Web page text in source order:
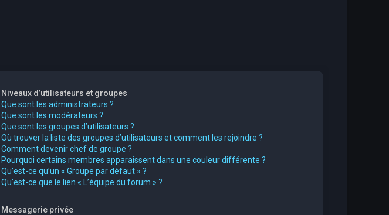
Niveaux d’utilisateurs et groupes
Que sont les administrateurs ?
Que sont les modérateurs ?
Que sont les groupes d’utilisateurs ?
Où trouver la liste des groupes d’utilisateurs et comment les rejoindre ?
Comment devenir chef de groupe ?
Pourquoi certains membres apparaissent dans une couleur différente ?
Qu’est-ce qu’un « Groupe par défaut » ?
Qu’est-ce que le lien « L’équipe du forum » ?
Messagerie privée